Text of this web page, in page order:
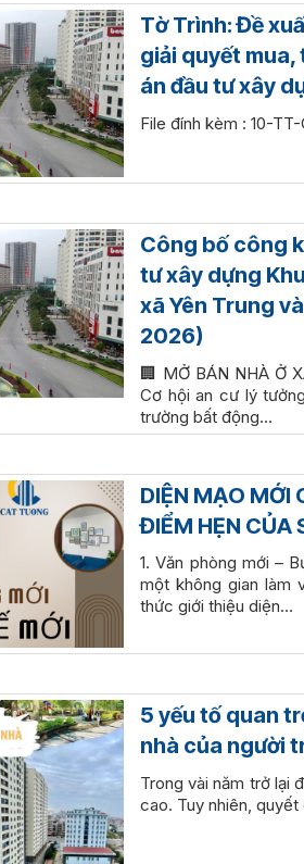
Tờ Trình: Đề
giải quyết mua,
án đầu tư xây
File đính kèm : 10-TT-
Công bố công
tư xây dựng
xã Yên Trung
2026)
🏢 MỞ BÁN NHÀ Ở
Cơ hội an cư lý
trường bất động…
DIỆN MẠO MỚI
ĐIỂM HẸN CỦA
1. Văn phòng mới –
một không gian làm
thức giới thiệu diện…
5 yếu tố quan
nhà của người
Trong vài năm trở lại
cao. Tuy nhiên,